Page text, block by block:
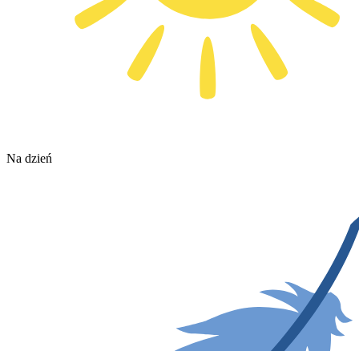
Na dzień